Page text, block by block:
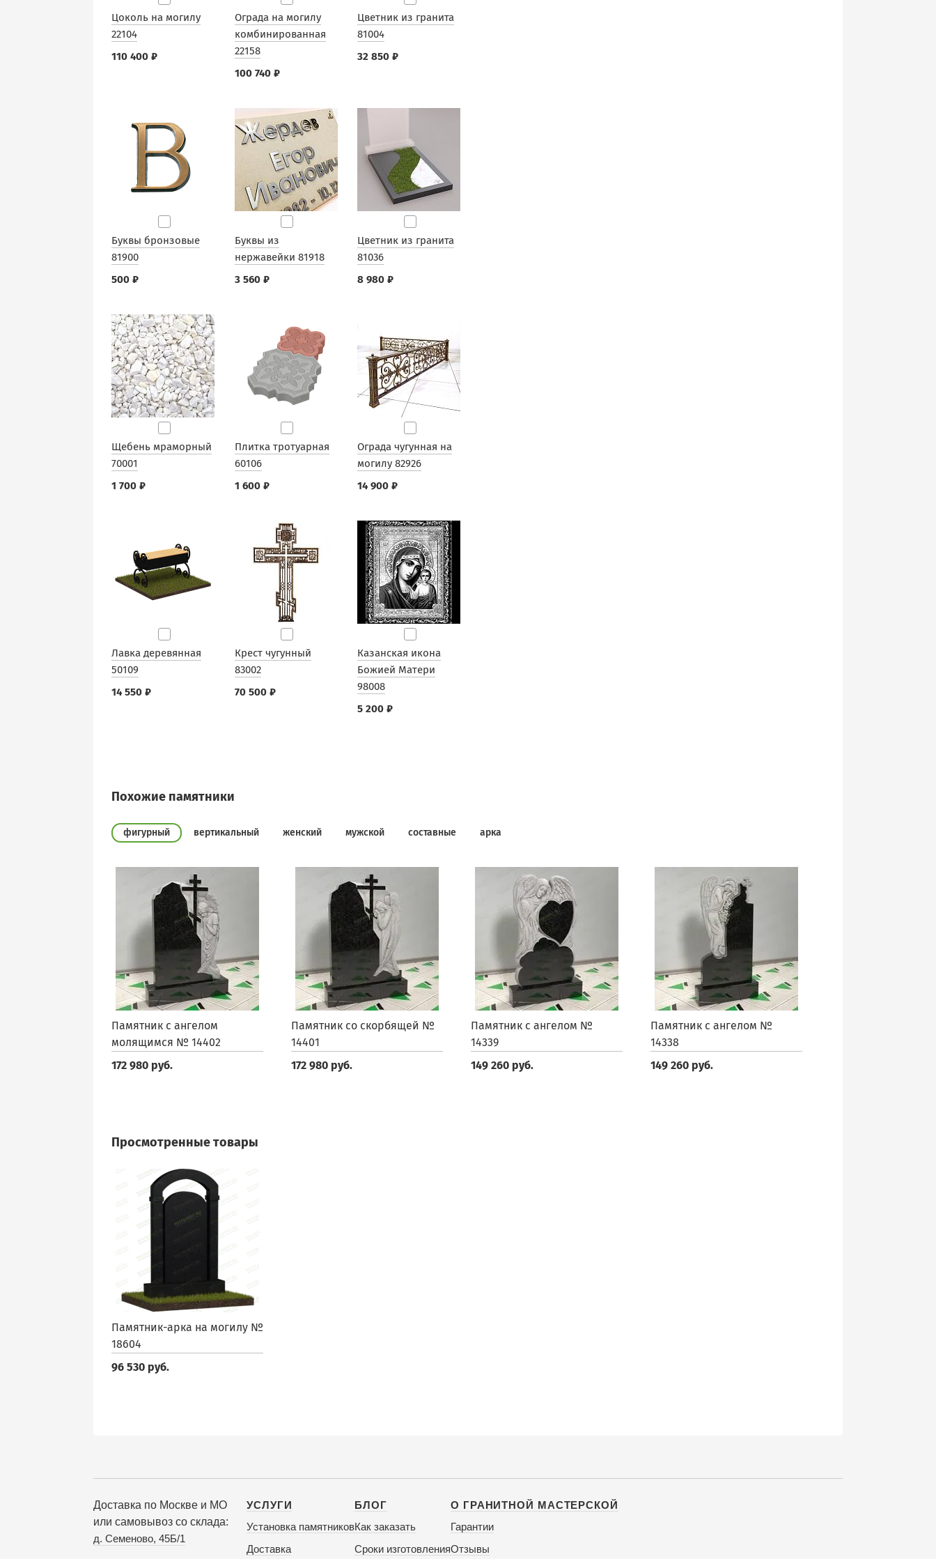
Цоколь на могилу
22104
110 400 ₽
Ограда на могилу
комбинированная
22158
100 740 ₽
Цветник из гранита
81004
32 850 ₽
Буквы бронзовые
81900
500 ₽
Буквы из
нержавейки 81918
3 560 ₽
Цветник из гранита
81036
8 980 ₽
Щебень мраморный
70001
1 700 ₽
Плитка тротуарная
60106
1 600 ₽
Ограда чугунная на
могилу 82926
14 900 ₽
Лавка деревянная
50109
14 550 ₽
Крест чугунный
83002
70 500 ₽
Казанская икона
Божией Матери
98008
5 200 ₽
Похожие памятники
фигурный вертикальный женский мужской составные арка
Памятник с ангелом
молящимся № 14402
172 980 руб.
Памятник со скорбящей №
14401
172 980 руб.
Памятник с ангелом №
14339
149 260 руб.
Памятник с ангелом №
14338
149 260 руб.
Просмотренные товары
Памятник-арка на могилу №
18604
96 530 руб.
Доставка по Москве и МО
или самовывоз со склада:
д. Семеново, 45Б/1
УСЛУГИ
Установка памятников
Доставка
БЛОГ
Как заказать
Сроки изготовления
О ГРАНИТНОЙ МАСТЕРСКОЙ
Гарантии
Отзывы